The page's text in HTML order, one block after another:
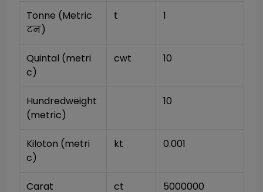
Tonne (Metric
टन)
t 1
Quintal (metri
c)
cwt 10
Hundredweight
(metric)
10
Kiloton (metri
c)
kt 0.001
Carat ct 5000000